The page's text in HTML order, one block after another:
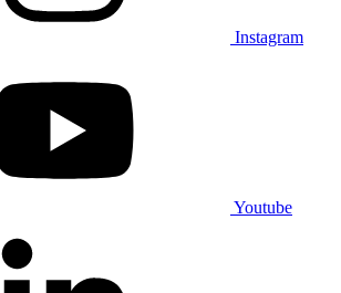
Instagram
Youtube